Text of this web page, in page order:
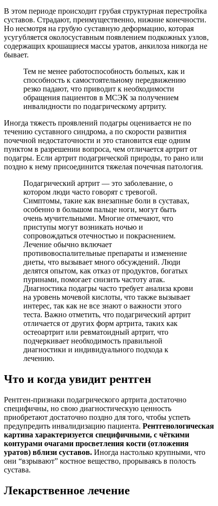
В этом периоде происходит грубая структурная перестройка
суставов. Страдают, преимущественно, нижние конечности.
Но несмотря на грубую суставную деформацию, которая
усугубляется околосуставным появлением подкожных узлов,
содержащих крошащиеся массы уратов, анкилоза никогда не
бывает.
Тем не менее работоспособность больных, как и
способность к самостоятельному передвижению
резко падают, что приводит к необходимости
обращения пациентов в МСЭК за получением
инвалидности по подагрическому артриту.
Иногда тяжесть проявлений подагры оценивается не по
течению суставного синдрома, а по скорости развития
почечной недостаточности и это становится еще одним
пунктом в разрешении вопроса, чем отличается артрит от
подагры. Если артрит подагрической природы, то рано или
поздно к нему присоединится тяжелая почечная патология.
Подагрический артрит — это заболевание, о
котором люди часто говорят с тревогой.
Симптомы, такие как внезапные боли в суставах,
особенно в большом пальце ноги, могут быть
очень мучительными. Многие отмечают, что
приступы могут возникать ночью и
сопровождаться отечностью и покраснением.
Лечение обычно включает
противовоспалительные препараты и изменение
диеты, что вызывает много обсуждений. Люди
делятся опытом, как отказ от продуктов, богатых
пуринами, помогает снизить частоту атак.
Диагностика подагры часто требует анализа крови
на уровень мочевой кислоты, что также вызывает
интерес, так как не все знают о важности этого
теста. Важно отметить, что подагрический артрит
отличается от других форм артрита, таких как
остеоартрит или ревматоидный артрит, что
подчеркивает необходимость правильной
диагностики и индивидуального подхода к
лечению.
Что и когда увидит рентген
Рентген-признаки подагрического артрита достаточно
специфичны, но свою диагностическую ценность
приобретают достаточно поздно для того, чтобы успеть
предупредить инвалидизацию пациента. Рентгенологическая
картина характеризуется специфичными, с чёткими
контурами очагами просветления кости (отложения
уратов) вблизи суставов. Иногда настолько крупными, что
они “взрывают” костное вещество, прорываясь в полость
сустава.
Лекарственное лечение